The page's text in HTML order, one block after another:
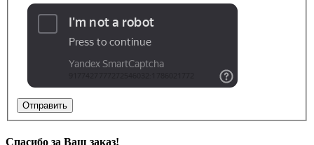
Отправить
Спасибо за Ваш заказ!